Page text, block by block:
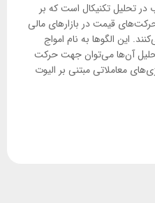
تحلیل تکنیکال است که بر
قیمت در بازارهای مالی
این الگوها به نام امواج
آن‌ها می‌توان جهت حرکت
معاملاتی مبتنی بر الیوت